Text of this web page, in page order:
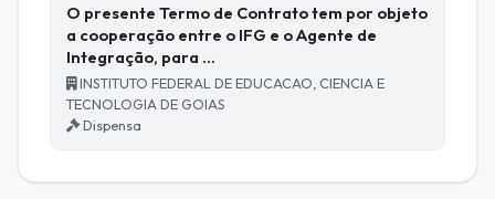
O presente Termo de Contrato tem por objeto
a cooperação entre o IFG e o Agente de
Integração, para …
INSTITUTO FEDERAL DE EDUCACAO, CIENCIA E
TECNOLOGIA DE GOIAS
Dispensa